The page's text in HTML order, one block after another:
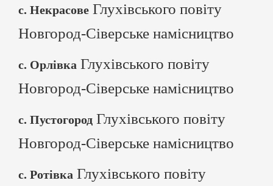
с. Некрасове Глухівського повіту
Новгород-Сіверське намісництво
с. Орлівка Глухівського повіту
Новгород-Сіверське намісництво
с. Пустогород Глухівського повіту
Новгород-Сіверське намісництво
с. Ротівка Глухівського повіту